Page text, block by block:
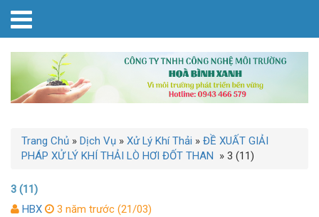
Trang Chủ » Dịch Vụ » Xử Lý Khí Thải » ĐỀ XUẤT GIẢI
PHÁP XỬ LÝ KHÍ THẢI LÒ HƠI ĐỐT THAN » 3 (11)
3 (11)
HBX
3 năm trước (21/03)